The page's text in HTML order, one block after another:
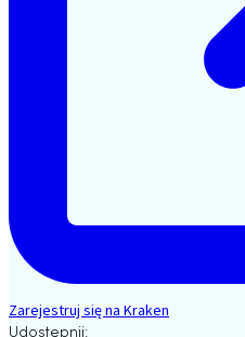
Zarejestruj się na Kraken
Udostępnij: